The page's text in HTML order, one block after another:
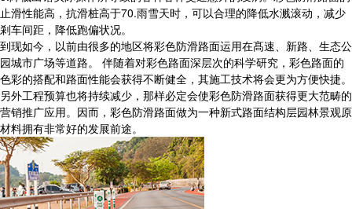
止滑性能高，抗滑桩高于70.雨雪天时，可以合理的降低水溅滚动，减少
剎车间距，降低跑偏状况。
到现如今，以前由很多的地区将彩色防滑路面运用在髙速、新路、生态公
园城市广场等道路。 伴随着对彩色路面深层次的科学研究，彩色路面的
色彩的搭配和路面性能会获得不断健全，其施工技术将会更为方便快捷。
另外工程预算也将持续减少，那样必定会使彩色防滑路面获得更大范畴的
营销推广应用。因而，彩色防滑路面做为一种新式路面结构层园林景观原
材料拥有非常好的发展前途。